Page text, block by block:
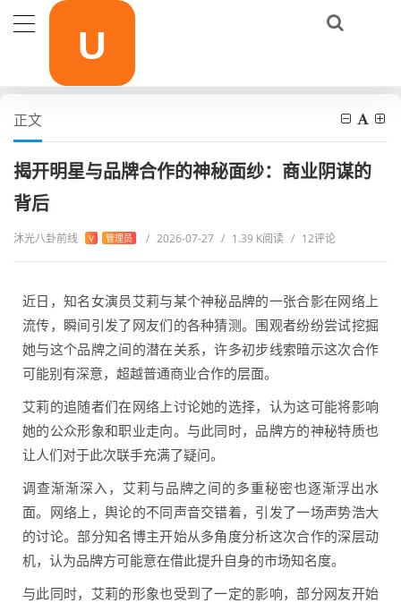
当前位置： 明星访谈
正文
揭开明星与品牌合作的神秘面纱：商业阴谋的
背后
沐光八卦前线 V 管理员 / 2026-07-27 / 1.39 K阅读 / 12评论
近日，知名女演员艾莉与某个神秘品牌的一张合影在网络上
流传，瞬间引发了网友们的各种猜测。围观者纷纷尝试挖掘
她与这个品牌之间的潜在关系，许多初步线索暗示这次合作
可能别有深意，超越普通商业合作的层面。
艾莉的追随者们在网络上讨论她的选择，认为这可能将影响
她的公众形象和职业走向。与此同时，品牌方的神秘特质也
让人们对于此次联手充满了疑问。
调查渐渐深入，艾莉与品牌之间的多重秘密也逐渐浮出水
面。网络上，舆论的不同声音交错着，引发了一场声势浩大
的讨论。部分知名博主开始从多角度分析这次合作的深层动
机，认为品牌方可能意在借此提升自身的市场知名度。
与此同时，艾莉的形象也受到了一定的影响，部分网友开始